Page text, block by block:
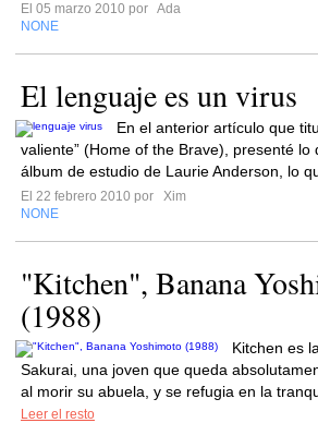
El 05 marzo 2010 por Ada
NONE
El lenguaje es un virus
En el anterior artículo que
valiente” (Home of the Brave), presenté lo
álbum de estudio de Laurie Anderson, lo
El 22 febrero 2010 por
Xim
NONE
"Kitchen", Banana
(1988)
Kitchen es
Sakurai, una joven que queda
al morir su abuela, y se refugia en la
Leer el resto